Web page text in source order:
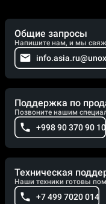
Общие запросы
Напишите нам, и мы
Поддержка по
Позвоните нашим
+998 90 370 90 10
Техническая
Наши техники готовы
+7 499 7020 014